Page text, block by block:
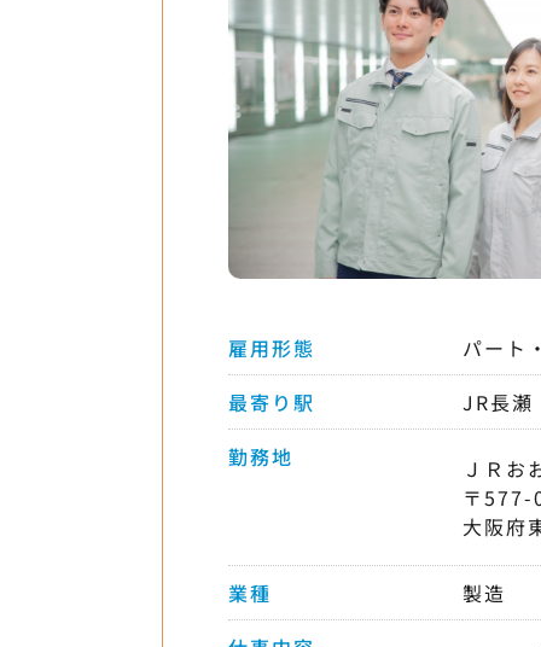
雇用形態
パート
最寄り駅
JR長瀬
勤務地
ＪＲ
〒577-
大阪府
業種
製造